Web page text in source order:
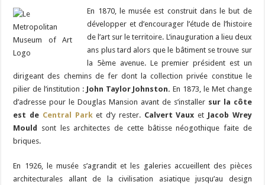
En 1870, le musée est construit dans le but de
développer et d’encourager l’étude de l’histoire
de l’art sur le territoire. L’inauguration a lieu deux
ans plus tard alors que le bâtiment se trouve sur
la 5ème avenue. Le premier président est un
dirigeant des chemins de fer dont la collection privée constitue le
pilier de l’institution : John Taylor Johnston. En 1873, le Met change
d’adresse pour le Douglas Mansion avant de s’installer sur la côte
est de Central Parket d’y rester. Calvert Vaux et Jacob Wrey
Mould
sont les architectes de cette bâtisse néogothique faite de
briques.
En 1926, le musée s’agrandit et les galeries accueillent des pièces
architecturales allant de la civilisation asiatique jusqu’au design